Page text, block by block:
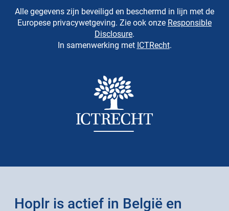
Alle gegevens zijn beveiligd en beschermd in lijn met de
Europese privacywetgeving. Zie ook onze Responsible
Disclosure.
In samenwerking met ICTRecht.
Hoplr is actief in België en